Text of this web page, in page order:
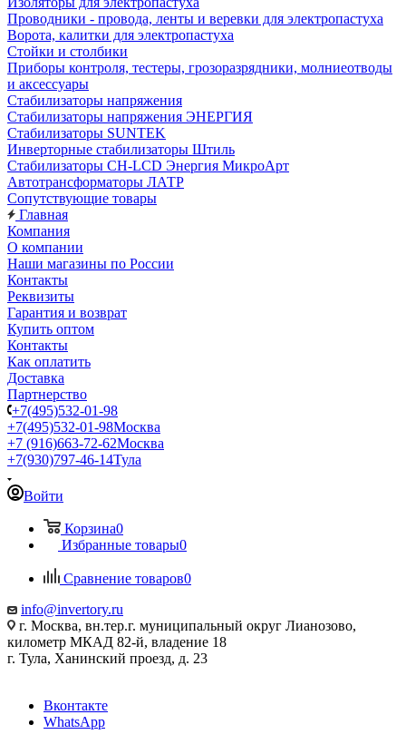
Проводники - провода, ленты и веревки для электропастуха
Ворота, калитки для электропастуха
Стойки и столбики
Приборы контроля, тестеры, грозоразрядники, молниеотводы
и аксессуары
Стабилизаторы напряжения
Стабилизаторы напряжения ЭНЕРГИЯ
Стабилизаторы SUNTEK
Инверторные стабилизаторы Штиль
Стабилизаторы СН-LCD Энepгия МикроАрт
Автотрансформаторы ЛАТР
Сопутствующие товары
Главная
Компания
О компании
Наши магазины по России
Контакты
Реквизиты
Гарантия и возврат
Купить оптом
Контакты
Как оплатить
Доставка
Партнерство
+7(495)532-01-98
+7(495)532-01-98Москва
+7 (916)663-72-62Москва
+7(930)797-46-14Тула
Войти
Корзина0
Избранные товары0
Сравнение товаров0
info@invertory.ru
г. Москва, вн.тер.г. муниципальный округ Лианозово,
километр МКАД 82-й, владение 18
г. Тула, Ханинский проезд, д. 23
Вконтакте
WhatsApp